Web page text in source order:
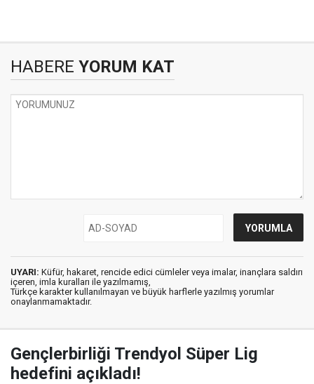
HABERE YORUM KAT
UYARI: Küfür, hakaret, rencide edici cümleler veya imalar, inançlara saldırı
içeren, imla kuralları ile yazılmamış,
Türkçe karakter kullanılmayan ve büyük harflerle yazılmış yorumlar
onaylanmamaktadır.
Gençlerbirliği Trendyol Süper Lig
hedefini açıkladı!